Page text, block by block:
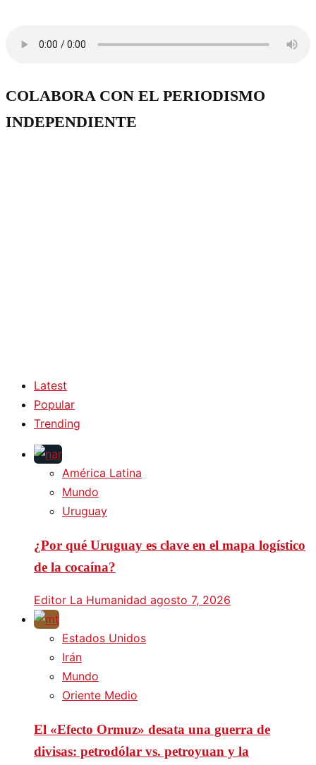
COLABORA CON EL PERIODISMO
INDEPENDIENTE
Latest
Popular
Trending
América Latina
Mundo
Uruguay
¿Por qué Uruguay es clave en el mapa logístico
de la cocaína?
Editor La Humanidad agosto 7, 2026
Estados Unidos
Irán
Mundo
Oriente Medio
El «Efecto Ormuz» desata una guerra de
divisas: petrodólar vs. petroyuan y la